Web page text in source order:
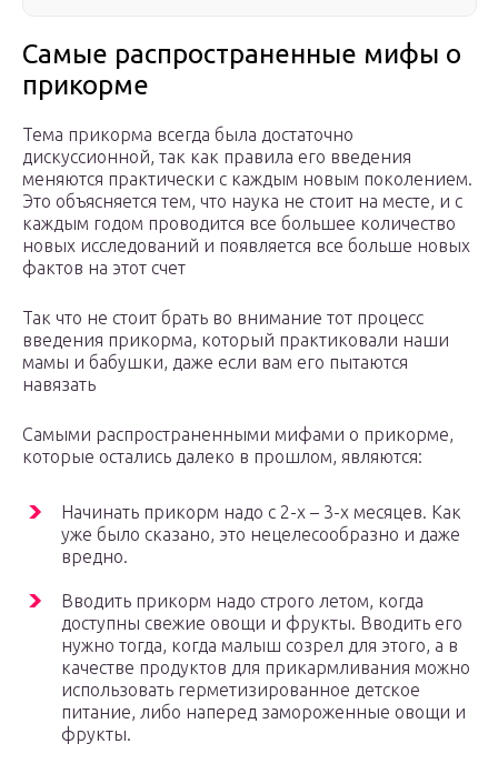
Самые распространенные мифы о
прикорме
Тема прикорма всегда была достаточно
дискуссионной, так как правила его введения
меняются практически с каждым новым поколением.
Это объясняется тем, что наука не стоит на месте, и с
каждым годом проводится все большее количество
новых исследований и появляется все больше новых
фактов на этот счет
Так что не стоит брать во внимание тот процесс
введения прикорма, который практиковали наши
мамы и бабушки, даже если вам его пытаются
навязать
Самыми распространенными мифами о прикорме,
которые остались далеко в прошлом, являются:
Начинать прикорм надо с 2-х – 3-х месяцев. Как
уже было сказано, это нецелесообразно и даже
вредно.
Вводить прикорм надо строго летом, когда
доступны свежие овощи и фрукты. Вводить его
нужно тогда, когда малыш созрел для этого, а в
качестве продуктов для прикармливания можно
использовать герметизированное детское
питание, либо наперед замороженные овощи и
фрукты.